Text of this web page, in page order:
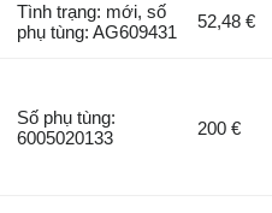
Tình trạng: mới, số
phụ tùng: AG609431
52,48 €
Số phụ tùng:
6005020133
200 €